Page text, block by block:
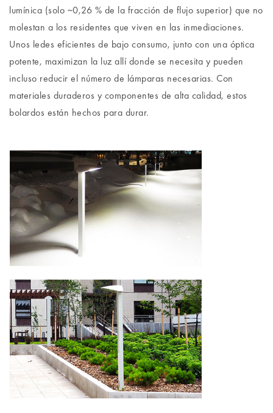
lumínica (solo ~0,26 % de la fracción de flujo superior) que no
molestan a los residentes que viven en las inmediaciones.
Unos ledes eficientes de bajo consumo, junto con una óptica
potente, maximizan la luz allí donde se necesita y pueden
incluso reducir el número de lámparas necesarias. Con
materiales duraderos y componentes de alta calidad, estos
bolardos están hechos para durar.